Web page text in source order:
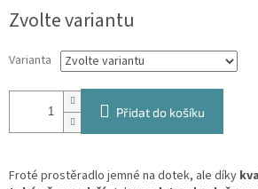
cena:
Zvolte variantu
Varianta
Přidat do košíku
Froté prostěradlo jemné na dotek, ale díky